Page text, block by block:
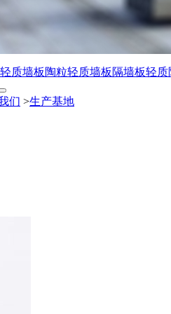
质墙板 陶粒轻质墙板 隔墙板轻质
们 >生产基地